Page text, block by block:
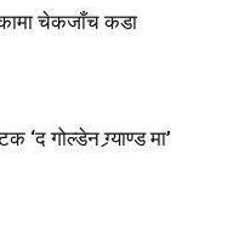
चेकजाँच कडा
‘द गोल्डेन ग्र्याण्ड मा’